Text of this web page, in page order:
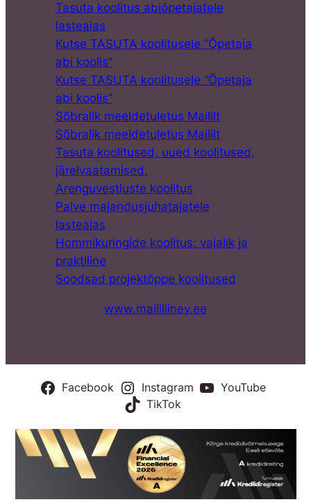
Tasuta koolitus abiõpetajatele
lasteaias
Kutse TASUTA koolitusele “Õpetaja
abi koolis”
Kutse TASUTA koolitusele “Õpetaja
abi koolis”
Sõbralik meeldetuletus Maililt
Sõbralik meeldetuletus Maililt
Tasuta koolitused, uued koolitused,
järelvaatamised.
Arenguvestluste koolitus
Palve majandusjuhatajatele
lasteaias
Hommikuringide koolitus: vajalik ja
praktiline
Soodsad projektõppe koolitused
www.maililiinev.ee
Facebook Instagram
YouTube
TikTok